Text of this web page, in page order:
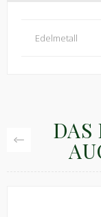
Edelmetall